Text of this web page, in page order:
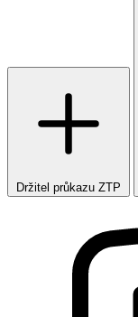
Držitel průkazu ZTP